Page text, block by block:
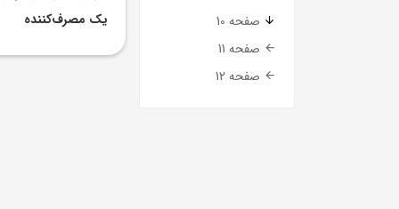
صفحه 10
صفحه 11
صفحه 12
يک مصرف‌کننده